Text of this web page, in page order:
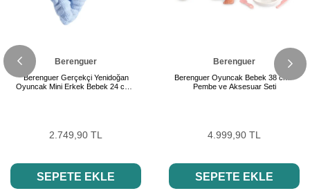
Berenguer
Berenguer Gerçekçi Yenidoğan
Oyuncak Mini Erkek Bebek 24 cm -
2.749,90 TL
SEPETE EKLE
Berenguer
Berenguer Oyuncak Bebek 38 cm -
Pembe ve Aksesuar Seti
4.999,90 TL
SEPETE EKLE